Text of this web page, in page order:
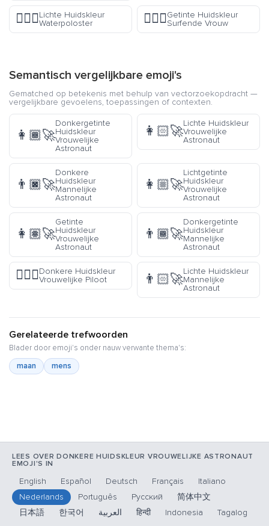
🤽🏻‍♀️Lichte Huidskleur
Waterpoloster
🏄🏽‍♀️Getinte Huidskleur
Surfende Vrouw
Semantisch vergelijkbare emoji's
Gematched op betekenis met behulp van vectorzoekopdracht —
vergelijkbare gevoelens, toepassingen of contexten.
👩🏾‍🚀
Donkergetinte
Huidskleur
Vrouwelijke
Astronaut
👩🏻‍🚀
Lichte Huidskleur
Vrouwelijke
Astronaut
👨🏿‍🚀
Donkere
Huidskleur
Mannelijke
Astronaut
👩🏼‍🚀
Lichtgetinte
Huidskleur
Vrouwelijke
Astronaut
👩🏽‍🚀
Getinte
Huidskleur
Vrouwelijke
Astronaut
👨🏾‍🚀
Donkergetinte
Huidskleur
Mannelijke
Astronaut
👩🏿‍✈️Donkere Huidskleur
Vrouwelijke Piloot
👨🏻‍🚀
Lichte Huidskleur
Mannelijke
Astronaut
Gerelateerde trefwoorden
Blader door emoji's onder nauw verwante thema's:
maan
mens
LEES OVER DONKERE HUIDSKLEUR VROUWELIJKE ASTRONAUT
EMOJI'S IN
English Español Deutsch Français
Italiano
Nederlands
Português Русский
简体中文
日本語
한국어 العربية हिन्दी Indonesia Tagalog